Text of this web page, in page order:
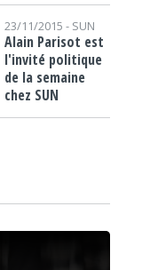
23/11/2015 - SUN
Alain Parisot est
l'invité politique
de la semaine
chez SUN